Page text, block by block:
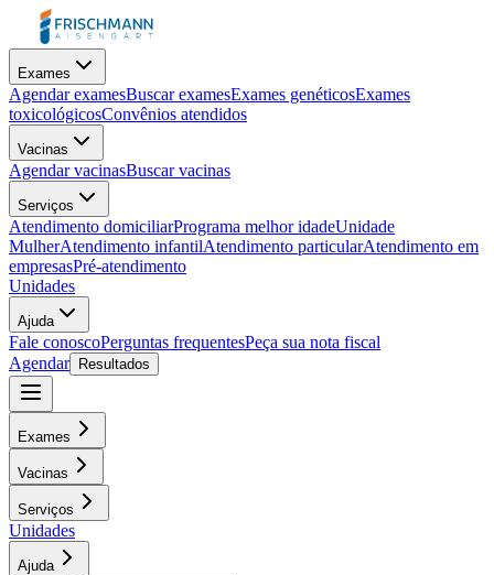
Exames
Agendar examesBuscar examesExames genéticosExames
toxicológicosConvênios atendidos
Vacinas
Agendar vacinasBuscar vacinas
Serviços
Atendimento domiciliarPrograma melhor idadeUnidade
MulherAtendimento infantilAtendimento particularAtendimento em
empresasPré-atendimento
Unidades
Ajuda
Fale conoscoPerguntas frequentesPeça sua nota fiscal
Agendar
Resultados
Exames
Vacinas
Serviços
Unidades
Ajuda